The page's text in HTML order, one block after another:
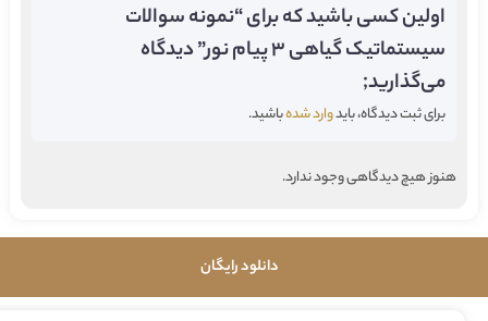
اولین کسی باشید که برای “نمونه سوالات
سیستماتیک گیاهی 3 پیام نور” دیدگاه
می‌گذارید;
برای ثبت دیدگاه، بایدوارد شدهباشید.
هنوز هیچ دیدگاهی وجود ندارد.
دانلود رایگان